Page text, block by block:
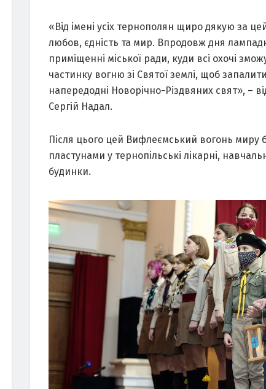
«Від імені усіх тернополян щиро дякую за
любов, єдність та мир. Впродовж дня
приміщенні міської ради, куди всі охочі
частинку вогню зі Святої землі, щоб
напередодні Новорічно-Різдвяних свят», –
Сергій Надал.
Після цього цей Вифлеємський вогонь
пластунами у тернопільські лікaрні,
будинки.